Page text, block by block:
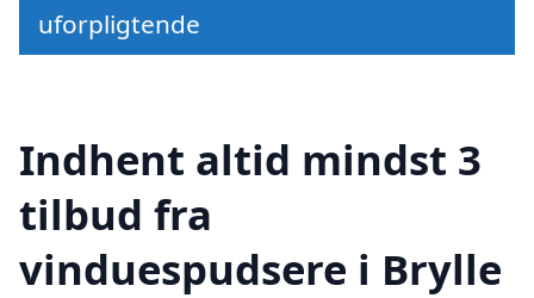
uforpligtende
Indhent altid mindst 3
tilbud fra
vinduespudsere i Brylle